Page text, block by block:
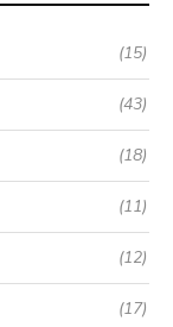
(15)
(43)
(18)
(11)
(12)
(17)